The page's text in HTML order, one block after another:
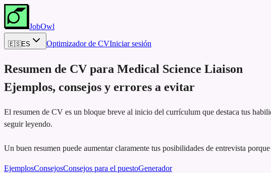
JobOwl
🇪🇸ES Optimizador de CVIniciar sesión
Resumen de CV para Medical Science Liaison
Ejemplos, consejos y errores a evitar
El resumen de CV es un bloque breve al inicio del currículum que destaca tus
seguir leyendo.
Un buen resumen puede aumentar claramente tus posibilidades de entrevista
EjemplosConsejosConsejos para el puestoGenerador